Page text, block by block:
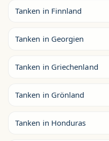
Tanken in Finnland
Tanken in Georgien
Tanken in Griechenland
Tanken in Grönland
Tanken in Honduras